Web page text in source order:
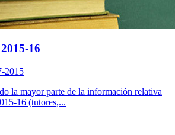
16
2015
la mayor parte de la información relativa
16 (tutores,...